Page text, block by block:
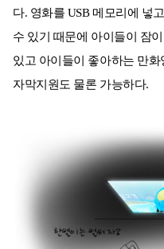
다. 영화를 USB 메모리에 넣
수 있기 때문에 아이들이 잠
있고 아이들이 좋아하는 만
자막지원도 물론 가능하다.